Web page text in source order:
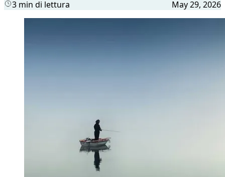
3 min di lettura May 29, 2026